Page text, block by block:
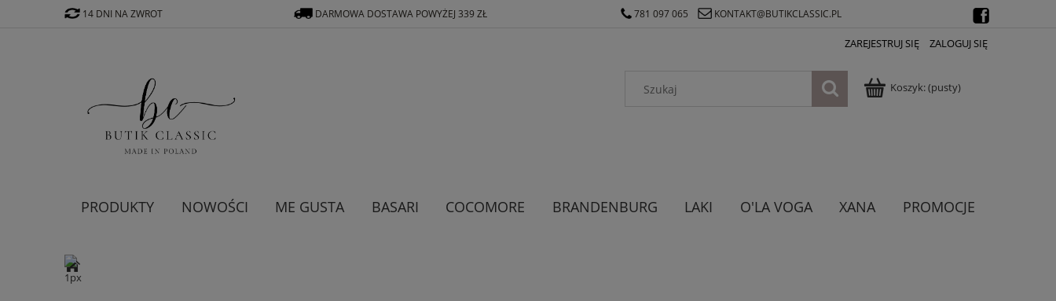
14 DNI NA ZWROT DARMOWA DOSTAWA POWYŻEJ 339 ZŁ 781 097 065 KONTAKT@BUTIKCLASSIC.PL
ZAREJESTRUJ SIĘ ZALOGUJ SIĘ
Koszyk:(pusty)
PRODUKTY NOWOŚCI ME GUSTA BASARI COCOMORE BRANDENBURG LAKI O'LA VOGA XANA PROMOCJE